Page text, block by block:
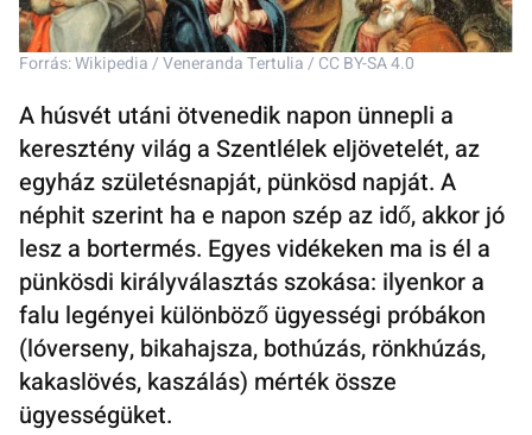
Forrás: Wikipedia / Veneranda Tertulia / CC BY-SA 4.0
A húsvét utáni ötvenedik napon ünnepli a
keresztény világ a Szentlélek eljövetelét, az
egyház születésnapját, pünkösd napját. A
néphit szerint ha e napon szép az idő, akkor jó
lesz a bortermés. Egyes vidékeken ma is él a
pünkösdi királyválasztás szokása: ilyenkor a
falu legényei különböző ügyességi próbákon
(lóverseny, bikahajsza, bothúzás, rönkhúzás,
kakaslövés, kaszálás) mérték össze
ügyességüket.